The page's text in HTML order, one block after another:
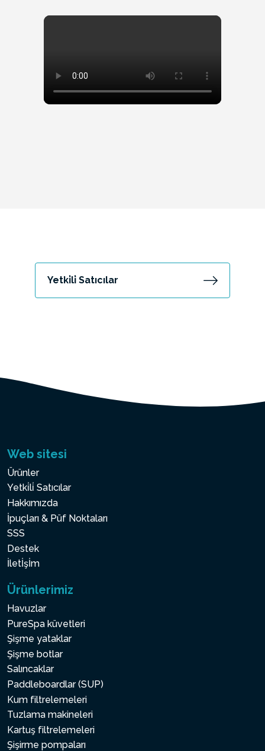
Yetki̇li̇ Satıcılar
Web sitesi
Ürünler
Yetki̇li̇ Satıcılar
Hakkımızda
İpuçları & Püf Noktaları
SSS
Destek
İletİşİm
Ürünlerimiz
Havuzlar
PureSpa küvetleri
Şişme yataklar
Şişme botlar
Salıncaklar
Paddleboardlar (SUP)
Kum filtrelemeleri
Tuzlama makineleri
Kartuş filtrelemeleri
Şişirme pompaları